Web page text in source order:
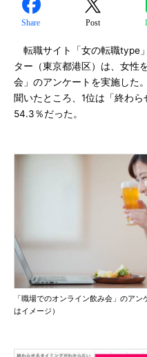
Share Post
転職サイト「女の転職type
ター（東京都港区）は、女性
会」のアンケートを実施した
聞いたところ、1位は「終わ
54.3％だった。
「職場でのオンライン飲み会」のア
はイメージ）